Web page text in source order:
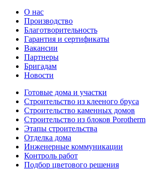
О нас
Производство
Благотворительность
Гарантия и сертификаты
Вакансии
Партнеры
Бригадам
Новости
Готовые дома и участки
Строительство из клееного бруса
Строительство каменных домов
Строительство из блоков Porotherm
Этапы строительства
Отделка дома
Инженерные коммуникации
Контроль работ
Подбор цветового решения